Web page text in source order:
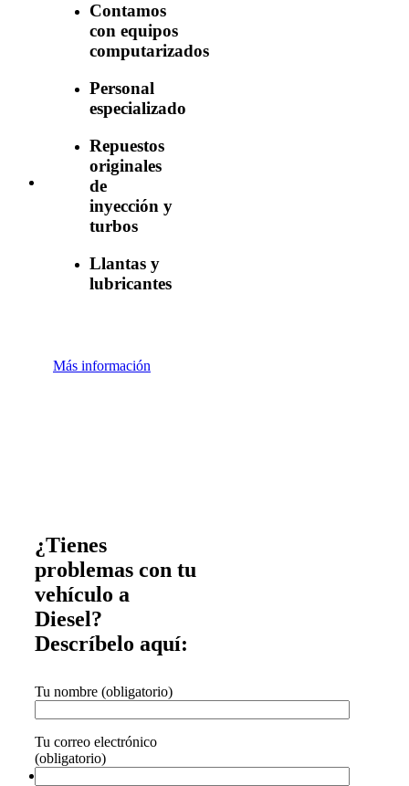
Contamos
con equipos
computarizados
Personal
especializado
Repuestos
originales
de
inyección y
turbos
Llantas y
lubricantes
Más información
¿Tienes
problemas con tu
vehículo a
Diesel?
Descríbelo aquí:
Tu nombre (obligatorio)
Tu correo electrónico
(obligatorio)